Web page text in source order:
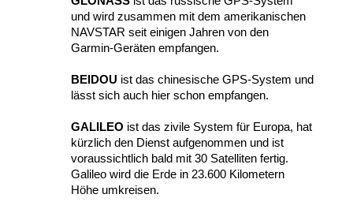
und wird zusammen mit dem amerikanischen
NAVSTAR seit einigen Jahren von den
Garmin-Geräten empfangen.
BEIDOU ist das chinesische GPS-System und
lässt sich auch hier schon empfangen.
GALILEO ist das zivile System für Europa, hat
kürzlich den Dienst aufgenommen und ist
voraussichtlich bald mit 30 Satelliten fertig.
Galileo wird die Erde in 23.600 Kilometern
Höhe umkreisen.